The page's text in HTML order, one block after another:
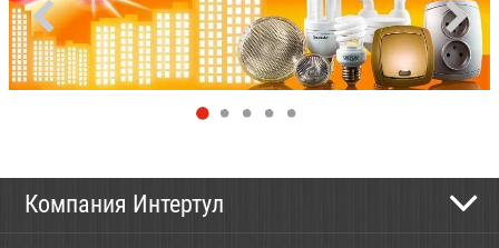
Компания Интертул